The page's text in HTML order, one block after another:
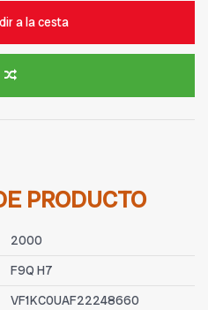
a la cesta
PRODUCTO
2000
F9Q H7
VF1KC0UAF22248660